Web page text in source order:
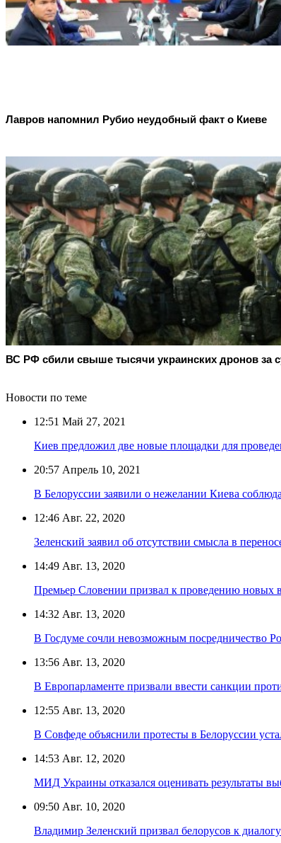
Лавров напомнил Рубио неудобный факт о Киеве
ВС РФ сбили свыше тысячи украинских дронов за
Новости по теме
12:51 Май 27, 2021
Киев предложил две новые площадки для
20:57 Апрель 10, 2021
В Белоруссии заявили о нежелании Киева
12:46 Авг. 22, 2020
Зеленский заявил об отсутствии смысла в
14:49 Авг. 13, 2020
Премьер Словении призвал к проведению новых
14:32 Авг. 13, 2020
В Госдуме сочли невозможным посредничество
13:56 Авг. 13, 2020
В Европарламенте призвали ввести санкции
12:55 Авг. 13, 2020
В Совфеде объяснили протесты в Белоруссии
14:53 Авг. 12, 2020
МИД Украины отказался оценивать результаты
09:50 Авг. 10, 2020
Владимир Зеленский призвал белорусов к